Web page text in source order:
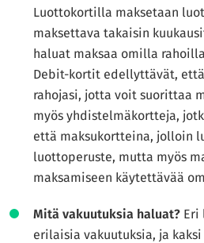
Luottokortilla maksetaan
maksettava takaisin
haluat maksaa omilla
Debit-kortit edellyttävät,
rahojasi, jotta voit suorittaa
myös yhdistelmäkortteja,
että maksukortteina, jolloin
luottoperuste, mutta myös
maksamiseen käytettävää
Mitä vakuutuksia haluat? Eri
erilaisia vakuutuksia, ja